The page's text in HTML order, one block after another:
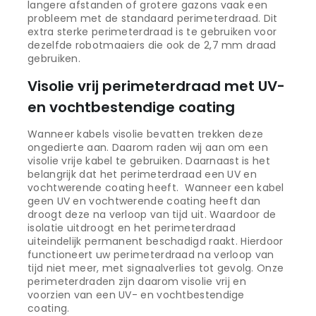
langere afstanden of grotere gazons vaak een
probleem met de standaard perimeterdraad. Dit
extra sterke perimeterdraad is te gebruiken voor
dezelfde robotmaaiers die ook de 2,7 mm draad
gebruiken.
Visolie vrij perimeterdraad met UV-
en vochtbestendige coating
Wanneer kabels visolie bevatten trekken deze
ongedierte aan. Daarom raden wij aan om een
visolie vrije kabel te gebruiken. Daarnaast is het
belangrijk dat het perimeterdraad een UV en
vochtwerende coating heeft. Wanneer een kabel
geen UV en vochtwerende coating heeft dan
droogt deze na verloop van tijd uit. Waardoor de
isolatie uitdroogt en het perimeterdraad
uiteindelijk permanent beschadigd raakt. Hierdoor
functioneert uw perimeterdraad na verloop van
tijd niet meer, met signaalverlies tot gevolg. Onze
perimeterdraden zijn daarom visolie vrij en
voorzien van een UV- en vochtbestendige
coating.